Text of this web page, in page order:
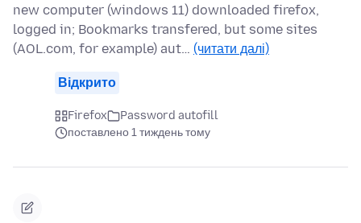
new computer (windows 11) downloaded firefox,
logged in; Bookmarks transfered, but some sites
(AOL.com, for example) aut… (читати далі)
Відкрито
Firefox
Password autofill
поставлено 1 тиждень тому